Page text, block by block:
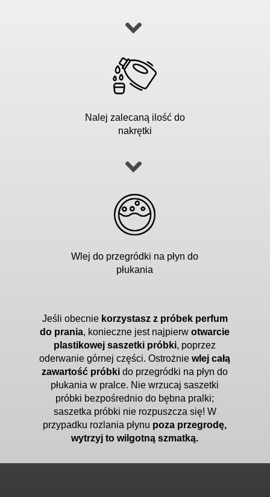
Nalej zalecaną ilość do
nakrętki
Wlej do przegródki na płyn do
płukania
Jeśli obecnie korzystasz z próbek perfum
do prania, konieczne jest najpierwotwarcie
plastikowej saszetki próbki, poprzez
oderwanie górnej części. Ostrożniewlej całą
zawartość próbki do przegródki na płyn do
płukania w pralce. Nie wrzucaj saszetki
próbki bezpośrednio do bębna pralki;
saszetka próbki nie rozpuszcza się! W
przypadku rozlania płynu poza przegrodę,
wytrzyj to wilgotną szmatką.